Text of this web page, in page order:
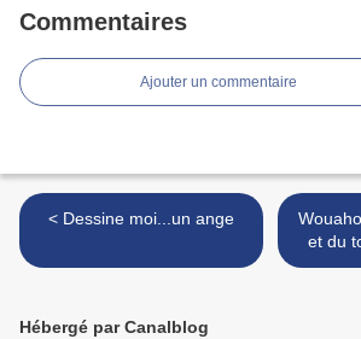
Commentaires
Ajouter un commentaire
< Dessine moi...un ange
et du
Hébergé par Canalblog